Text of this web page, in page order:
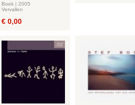
Boek | 2005
Vervallen
€ 0,00